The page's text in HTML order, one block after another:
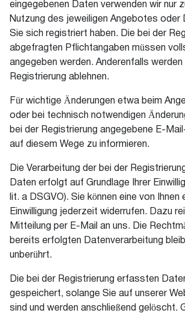
eingegebenen Daten verwenden wir nur
Nutzung des jeweiligen Angebotes oder
Sie sich registriert haben. Die bei der
abgefragten Pflichtangaben müssen
angegeben werden. Anderenfalls werden
Registrierung ablehnen.
Für wichtige Änderungen etwa beim
oder bei technisch notwendigen
bei der Registrierung angegebene E-
auf diesem Wege zu informieren.
Die Verarbeitung der bei der
Daten erfolgt auf Grundlage Ihrer
lit. a DSGVO). Sie können eine von Ihnen
Einwilligung jederzeit widerrufen. Dazu
Mitteilung per E-Mail an uns. Die
bereits erfolgten Datenverarbeitung
unberührt.
Die bei der Registrierung erfassten
gespeichert, solange Sie auf unserer
sind und werden anschließend gelöscht.